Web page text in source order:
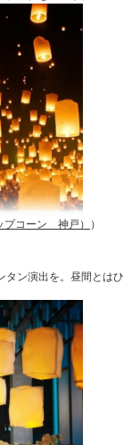
プコーン 神戸） ）
タン演出を。昼間とはひ